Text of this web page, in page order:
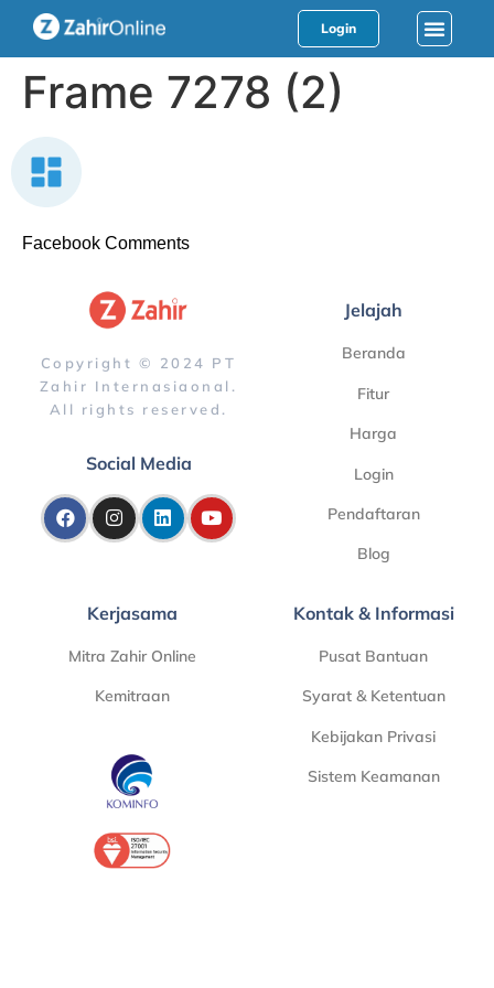
Login
Frame 7278 (2)
Facebook Comments
Copyright © 2024 PT
Zahir Internasiaonal.
All rights reserved.
Social Media
Jelajah
Beranda
Fitur
Harga
Login
Pendaftaran
Blog
Kerjasama
Mitra Zahir Online
Kemitraan
Kontak & Informasi
Pusat Bantuan
Syarat & Ketentuan
Kebijakan Privasi
Sistem Keamanan